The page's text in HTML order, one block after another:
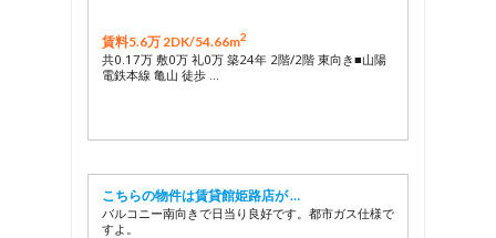
賃料5.6万 2DK/54.66m2
共0.17万 敷0万 礼0万 築24年 2階/2階 東向き■山陽
電鉄本線 亀山 徒歩 …
こちらの物件は賃貸館姫路店が …
バルコニー南向きで日当り良好です。都市ガス仕様で
すよ。